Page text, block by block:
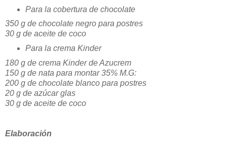
Para la cobertura de chocolate
350 g de chocolate negro para postres
30 g de aceite de coco
Para la crema Kinder
180 g de crema Kinder de Azucrem
150 g de nata para montar 35% M.G:
200 g de chocolate blanco para postres
20 g de azúcar glas
30 g de aceite de coco
Elaboración